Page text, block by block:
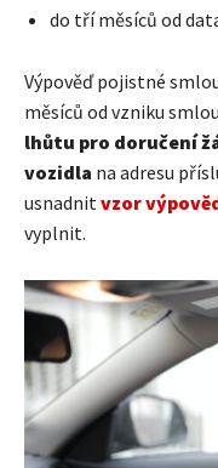
do tří měsíců od
Výpověď pojistné
měsíců od vzniku
lhůtu pro doručení
vozidla na adresu
usnadnit vzor
vyplnit.